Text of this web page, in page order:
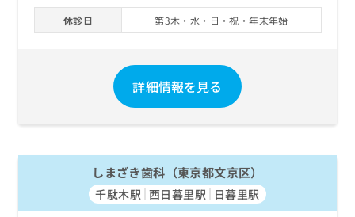
休診日 第3木・水・日・祝・年末年始
詳細情報を見る
しまざき歯科（東京都文京区）
千駄木駅 西日暮里駅 日暮里駅